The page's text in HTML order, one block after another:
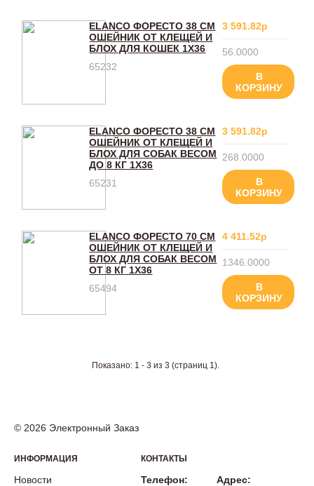
ELANCO ФОРЕСТО 38 СМ
ОШЕЙНИК ОТ КЛЕЩЕЙ И
БЛОХ ДЛЯ КОШЕК 1Х36
65232
3 591.82р
56.0000
В
КОРЗИНУ
ELANCO ФОРЕСТО 38 СМ
ОШЕЙНИК ОТ КЛЕЩЕЙ И
БЛОХ ДЛЯ СОБАК ВЕСОМ
ДО 8 КГ 1Х36
65231
3 591.82р
268.0000
В
КОРЗИНУ
ELANCO ФОРЕСТО 70 СМ
ОШЕЙНИК ОТ КЛЕЩЕЙ И
БЛОХ ДЛЯ СОБАК ВЕСОМ
ОТ 8 КГ 1Х36
65494
4 411.52р
1346.0000
В
КОРЗИНУ
Показано: 1 - 3 из 3 (страниц 1).
© 2026 Электронный Заказ
ИНФОРМАЦИЯ
Новости
КОНТАКТЫ
Телефон:
Адрес: